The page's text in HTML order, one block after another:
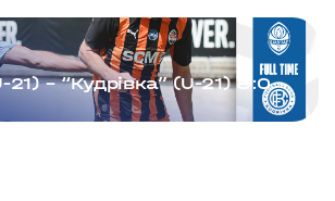
– “Кудрівка” (U-21) 8:0